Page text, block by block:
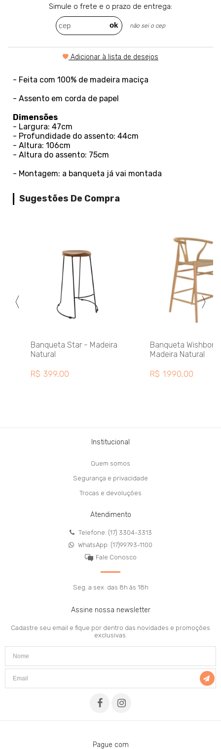
Simule o frete e o prazo de entrega:
Adicionar à lista de desejos
- Feita com 100% de madeira maciça
- Assento em corda de papel
Dimensões
- Largura: 47cm
- Profundidade do assento: 44cm
- Altura: 106cm
- Altura do assento: 75cm
- Montagem: a banqueta já vai montada
Sugestões De Compra
Banqueta Star - Madeira
Natural
R$ 399,00
Banqueta
Madeira Natural
R$ 1.990,00
Institucional
Quem somos
Segurança e privacidade
Trocas e devoluções
Atendimento
Telefone: (17) 3304-3313
WhatsApp: (17)99793-1100
Fale Conosco
Seg. a sex. das 8h às 18h
Assine nossa newsletter
Cadastre seu email e fique por dentro das novidades e promoções
exclusivas.
Pague com